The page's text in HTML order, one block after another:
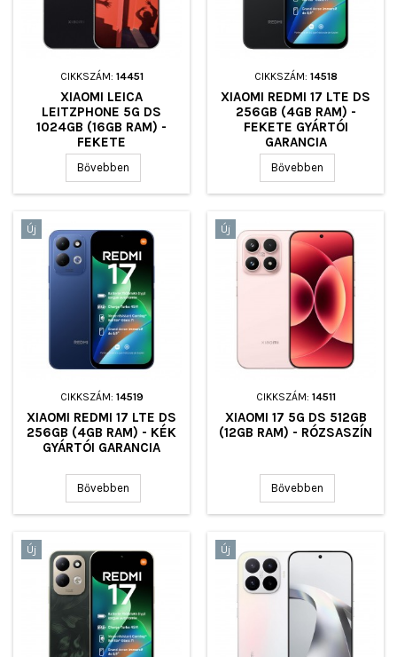
CIKKSZÁM: 14451
XIAOMI LEICA
LEITZPHONE 5G DS
1024GB (16GB RAM) -
FEKETE
Bővebben
CIKKSZÁM: 14518
XIAOMI REDMI 17 LTE DS
256GB (4GB RAM) -
FEKETE GYÁRTÓI
GARANCIA
Bővebben
Új
CIKKSZÁM: 14519
XIAOMI REDMI 17 LTE DS
256GB (4GB RAM) - KÉK
GYÁRTÓI GARANCIA
Bővebben
Új
CIKKSZÁM: 14511
XIAOMI 17 5G DS 512GB
(12GB RAM) - RÓZSASZÍN
Bővebben
Új Új